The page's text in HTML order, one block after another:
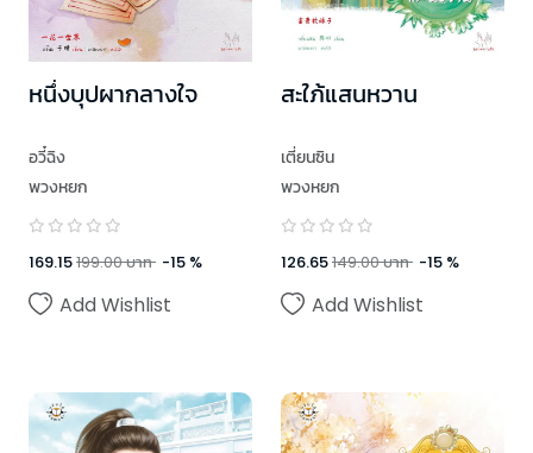
หนึ่งบุปผากลางใจ
อวี๋ฉิง
พวงหยก
169.15199.00บาท -15 %
Add Wishlist
สะใภ้แสนหวาน
เตี่ยนซิน
พวงหยก
126.65149.00บาท -15 %
Add Wishlist